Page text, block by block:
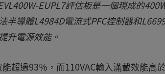
EUPL7評估板是一個現成的
半導體L4984D電流式PFC控制器和
升電源效能。
能超過93％，而110VAC輸入滿載效能高